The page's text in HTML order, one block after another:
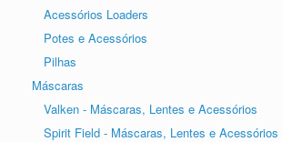
Acessórios Loaders
Potes e Acessórios
Pilhas
Máscaras
Valken - Máscaras, Lentes e Acessórios
Spirit Field - Máscaras, Lentes e Acessórios